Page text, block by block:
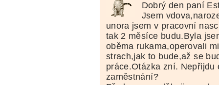
Dobrý den paní
Jsem
unora jsem v pracovní
tak 2 měsíce budu.Byla
oběma rukama,operovali
strach,jak to bude,až se
práce.Otázka zní. Nepřijdu
zaměstnání?